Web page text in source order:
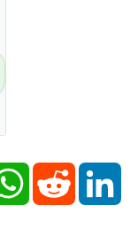
WhatsAppReddit